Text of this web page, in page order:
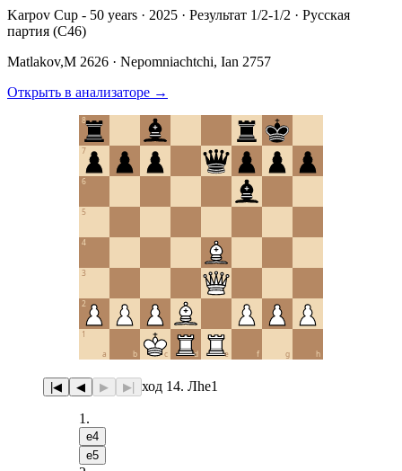
Karpov Cup - 50 years · 2025 · Результат 1/2-1/2 · Русская
партия (C46)
Matlakov,M 2626 · Nepomniachtchi, Ian 2757
Открыть в анализаторе →
a b c d e f g h
1
2
3
4
5
6
7
8
|◀ ◀ ▶ ▶| ход 14. Лhe1
1 .
e4
e5